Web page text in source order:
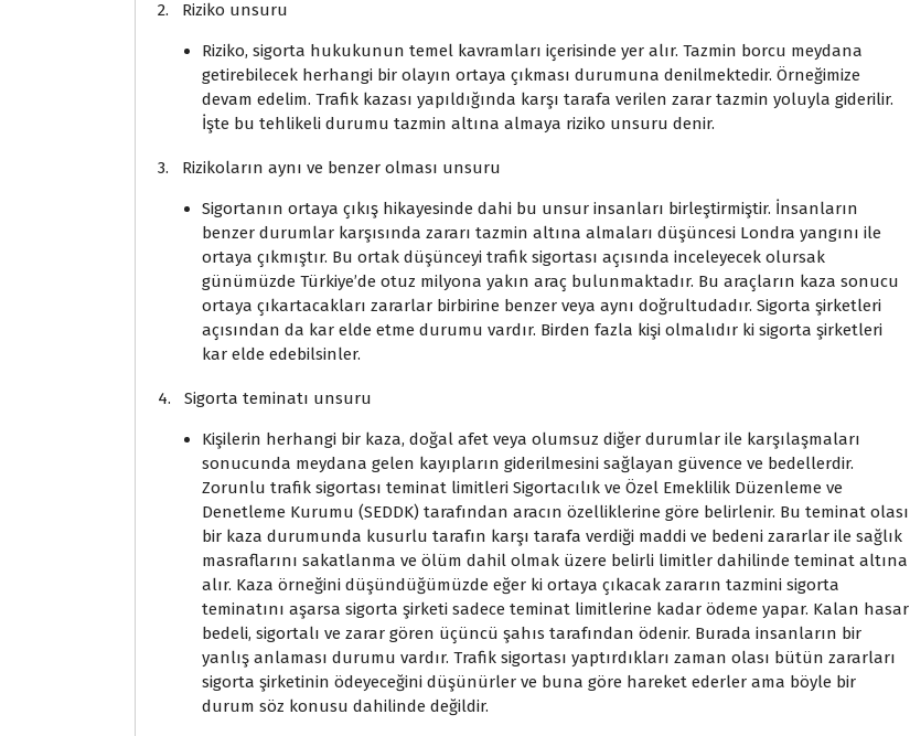
2. Riziko unsuru
Riziko, sigorta hukukunun temel kavramları içerisinde yer alır. Tazmin borcu meydana
getirebilecek herhangi bir olayın ortaya çıkması durumuna denilmektedir. Örneğimize
devam edelim. Trafik kazası yapıldığında karşı tarafa verilen zarar tazmin yoluyla giderilir.
İşte bu tehlikeli durumu tazmin altına almaya riziko unsuru denir.
3. Rizikoların aynı ve benzer olması unsuru
Sigortanın ortaya çıkış hikayesinde dahi bu unsur insanları birleştirmiştir. İnsanların
benzer durumlar karşısında zararı tazmin altına almaları düşüncesi Londra yangını ile
ortaya çıkmıştır. Bu ortak düşünceyi trafik sigortası açısında inceleyecek olursak
günümüzde Türkiye’de otuz milyona yakın araç bulunmaktadır. Bu araçların kaza sonucu
ortaya çıkartacakları zararlar birbirine benzer veya aynı doğrultudadır. Sigorta şirketleri
açısından da kar elde etme durumu vardır. Birden fazla kişi olmalıdır ki sigorta şirketleri
kar elde edebilsinler.
4. Sigorta teminatı unsuru
Kişilerin herhangi bir kaza, doğal afet veya olumsuz diğer durumlar ile karşılaşmaları
sonucunda meydana gelen kayıpların giderilmesini sağlayan güvence ve bedellerdir.
Zorunlu trafik sigortası teminat limitleri Sigortacılık ve Özel Emeklilik Düzenleme ve
Denetleme Kurumu (SEDDK) tarafından aracın özelliklerine göre belirlenir. Bu teminat olası
bir kaza durumunda kusurlu tarafın karşı tarafa verdiği maddi ve bedeni zararlar ile sağlık
masraflarını sakatlanma ve ölüm dahil olmak üzere belirli limitler dahilinde teminat altına
alır. Kaza örneğini düşündüğümüzde eğer ki ortaya çıkacak zararın tazmini sigorta
teminatını aşarsa sigorta şirketi sadece teminat limitlerine kadar ödeme yapar. Kalan hasar
bedeli, sigortalı ve zarar gören üçüncü şahıs tarafından ödenir. Burada insanların bir
yanlış anlaması durumu vardır. Trafik sigortası yaptırdıkları zaman olası bütün zararları
sigorta şirketinin ödeyeceğini düşünürler ve buna göre hareket ederler ama böyle bir
durum söz konusu dahilinde değildir.